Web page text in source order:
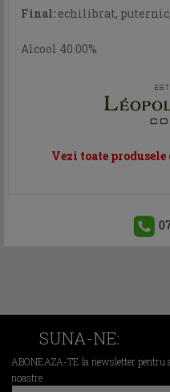
Final: echilibrat,
Alcool 40.00%
Vezi toate
SUNA-NE:
ABONEAZA-TE la newsletter
noastre